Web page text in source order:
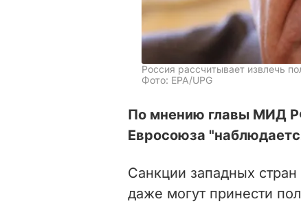
Россия рассчитывает извлечь
Фото: EPA/UPG
По мнению главы МИД
Евросоюза
Санкции западных
даже могут принести